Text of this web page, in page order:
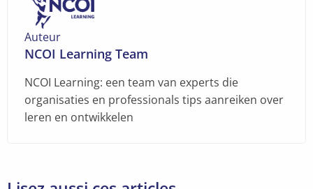
Auteur
NCOI Learning Team
NCOI Learning: een team van experts die
organisaties en professionals tips aanreiken over
leren en ontwikkelen